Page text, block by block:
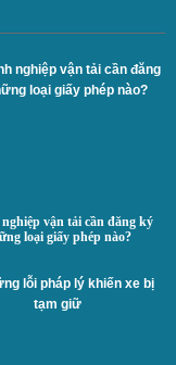
vận tải cần đăng ký
loại giấy phép nào?